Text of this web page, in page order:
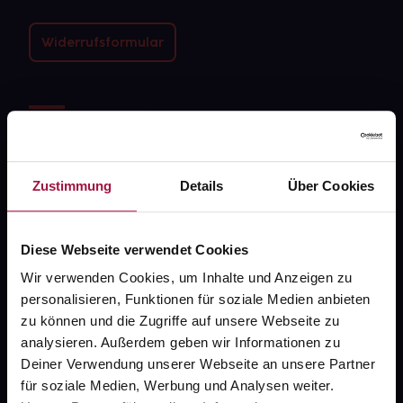
Zustimmung Details Über Cookies
Diese Webseite verwendet Cookies
Wir verwenden Cookies, um Inhalte und Anzeigen zu
personalisieren, Funktionen für soziale Medien anbieten
zu können und die Zugriffe auf unsere Webseite zu
analysieren. Außerdem geben wir Informationen zu
Deiner Verwendung unserer Webseite an unsere Partner
für soziale Medien, Werbung und Analysen weiter.
Widerrufsformular
Über uns
PAYBACK
gesund-versorger.de
Sanitätshäuser